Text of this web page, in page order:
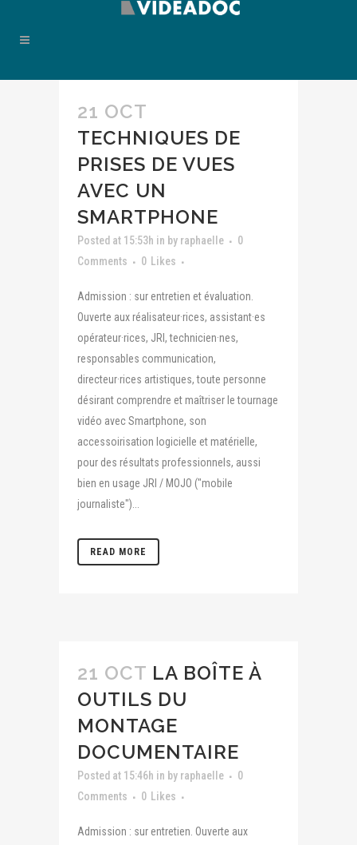
21 OCT
TECHNIQUES DE
PRISES DE VUES
AVEC UN
SMARTPHONE
Posted at 15:53h in by raphaelle
0
Comments
0 Likes
Admission : sur entretien et évaluation.
Ouverte aux réalisateur·rices, assistant·es
opérateur·rices, JRI, technicien·nes,
responsables communication,
directeur·rices artistiques, toute personne
désirant comprendre et maîtriser le tournage
vidéo avec Smartphone, son
accessoirisation logicielle et matérielle,
pour des résultats professionnels, aussi
bien en usage JRI / MOJO ("mobile
journaliste")...
READ MORE
21 OCT LA BOÎTE À
OUTILS DU
MONTAGE
DOCUMENTAIRE
Posted at 15:46h in by raphaelle
0
Comments
0 Likes
Admission : sur entretien. Ouverte aux